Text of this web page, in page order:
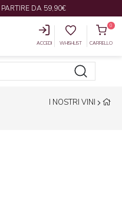
DA 59,90€
ACCEDI WHISHLIST
0
CARRELLO
I NOSTRI VINI